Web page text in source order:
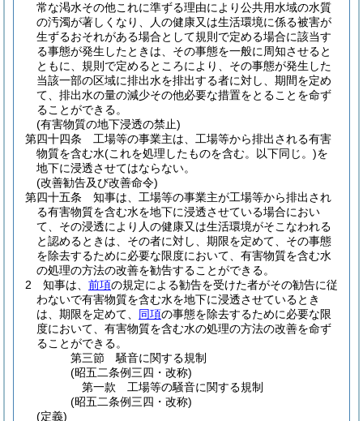
常な渇水その他これに準ずる理由により公共用水域の水質
の汚濁が著しくなり、人の健康又は生活環境に係る被害が
生ずるおそれがある場合として規則で定める場合に該当す
る事態が発生したときは、その事態を一般に周知させると
ともに、規則で定めるところにより、その事態が発生した
当該一部の区域に排出水を排出する者に対し、期間を定め
て、排出水の量の減少その他必要な措置をとることを命ず
ることができる。
(有害物質の地下浸透の禁止)
第四十四条
工場等の事業主は、工場等から排出される有害
物質を含む水(これを処理したものを含む。以下同じ。)を
地下に浸透させてはならない。
(改善勧告及び改善命令)
第四十五条
知事は、工場等の事業主が工場等から排出され
る有害物質を含む水を地下に浸透させている場合におい
て、その浸透により人の健康又は生活環境がそこなわれる
と認めるときは、その者に対し、期限を定めて、その事態
を除去するために必要な限度において、有害物質を含む水
の処理の方法の改善を勧告することができる。
2
知事は、 前項の規定による勧告を受けた者がその勧告に従
わないで有害物質を含む水を地下に浸透させているとき
は、期限を定めて、 同項の事態を除去するために必要な限
度において、有害物質を含む水の処理の方法の改善を命ず
ることができる。
第三節
騒音に関する規制
(昭五二条例三四・改称)
第一款
工場等の騒音に関する規制
(昭五二条例三四・改称)
(定義)